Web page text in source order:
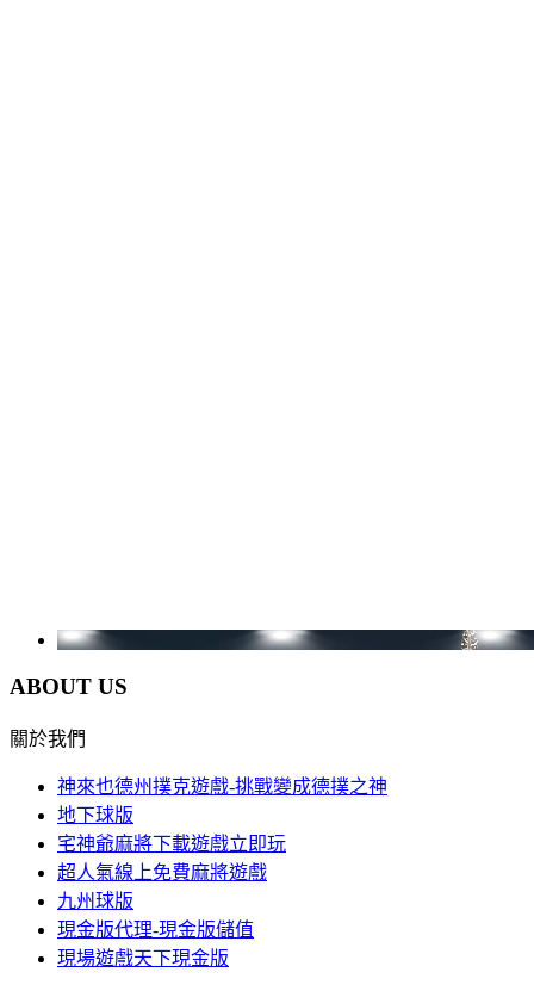
ABOUT US
關於我們
神來也德州撲克遊戲-挑戰變成德撲之神
地下球版
宅神爺麻將下載遊戲立即玩
超人氣線上免費麻將遊戲
九州球版
現金版代理-現金版儲值
現場遊戲天下現金版